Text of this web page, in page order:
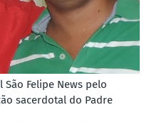
Felipe News pelo
sacerdotal do Padre